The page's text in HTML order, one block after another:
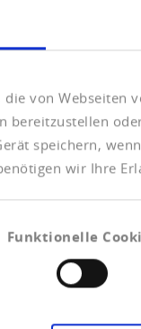
die von
bereitzustellen
speichern,
wir Ihre
Funktionelle